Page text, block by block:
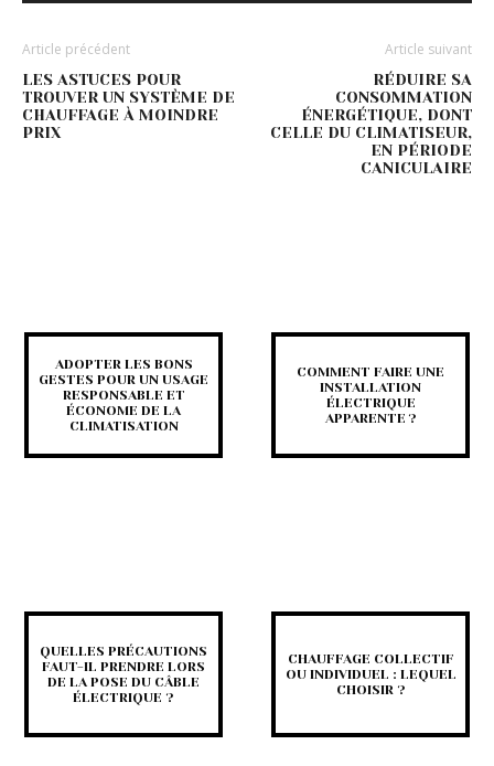
Article précédent
LES ASTUCES POUR
TROUVER UN SYSTÈME DE
CHAUFFAGE À MOINDRE
PRIX
Article suivant
RÉDUIRE SA
CONSOMMATION
ÉNERGÉTIQUE, DONT
CELLE DU CLIMATISEUR,
EN PÉRIODE
CANICULAIRE
ADOPTER LES BONS
GESTES POUR UN USAGE
RESPONSABLE ET
ÉCONOME DE LA
CLIMATISATION
COMMENT FAIRE UNE
INSTALLATION
ÉLECTRIQUE
APPARENTE ?
QUELLES PRÉCAUTIONS
FAUT-IL PRENDRE LORS
DE LA POSE DU CÂBLE
ÉLECTRIQUE ?
CHAUFFAGE COLLECTIF
OU INDIVIDUEL : LEQUEL
CHOISIR ?